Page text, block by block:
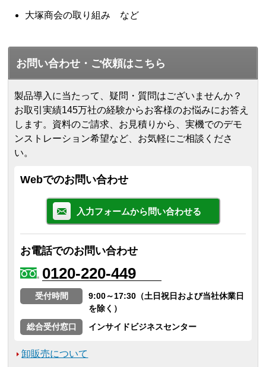
大塚商会の取り組み など
お問い合わせ・ご依頼はこちら
製品導入に当たって、疑問・質問はございませんか？
お取引実績145万社の経験からお客様のお悩みにお答え
します。 資料のご請求、お見積りから、実機でのデモ
ンストレーション希望など、お気軽にご相談くださ
い。
Webでのお問い合わせ
入力フォームから問い合わせる
お電話でのお問い合わせ
0120-220-449
受付時間
9:00～17:30（土日祝日および当社休業日
を除く）
総合受付窓口
インサイドビジネスセンター
卸販売について